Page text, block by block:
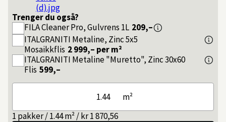
Trenger du også?
FILACleaner Pro, Gulvrens 1L 209,–
ITALGRANITI Metaline, Zinc 5x5
Mosaikkflis 2 999,– per m²
ITALGRANITI Metaline "Muretto", Zinc 30x60
Flis 599,–
m²
1 pakker / 1.44 m² / kr 1 870,56